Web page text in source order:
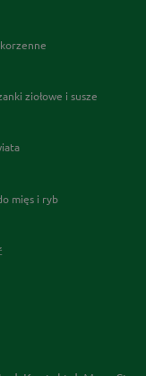
ziołowe i susze
mięs i ryb